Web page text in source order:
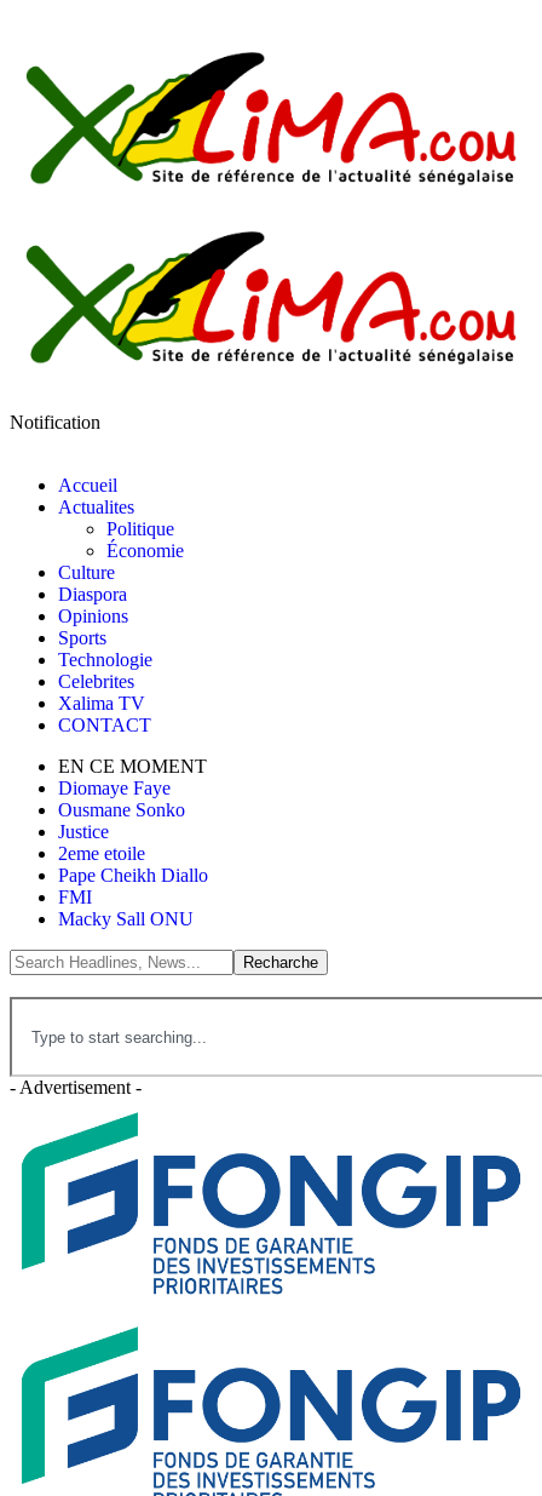
Notification
Accueil
Actualites
Politique
Économie
Culture
Diaspora
Opinions
Sports
Technologie
Celebrites
Xalima TV
CONTACT
EN CE MOMENT
Diomaye Faye
Ousmane Sonko
Justice
2eme etoile
Pape Cheikh Diallo
FMI
Macky Sall ONU
- Advertisement -